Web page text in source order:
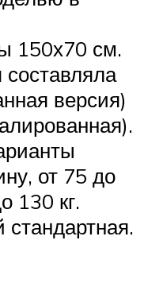
150х70 см.
составляла
версия)
от 75 до
130 кг.
стандартная.